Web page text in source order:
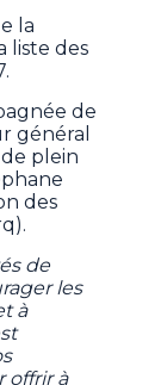
la
liste des
de
général
plein
des
de
les
à
offrir à